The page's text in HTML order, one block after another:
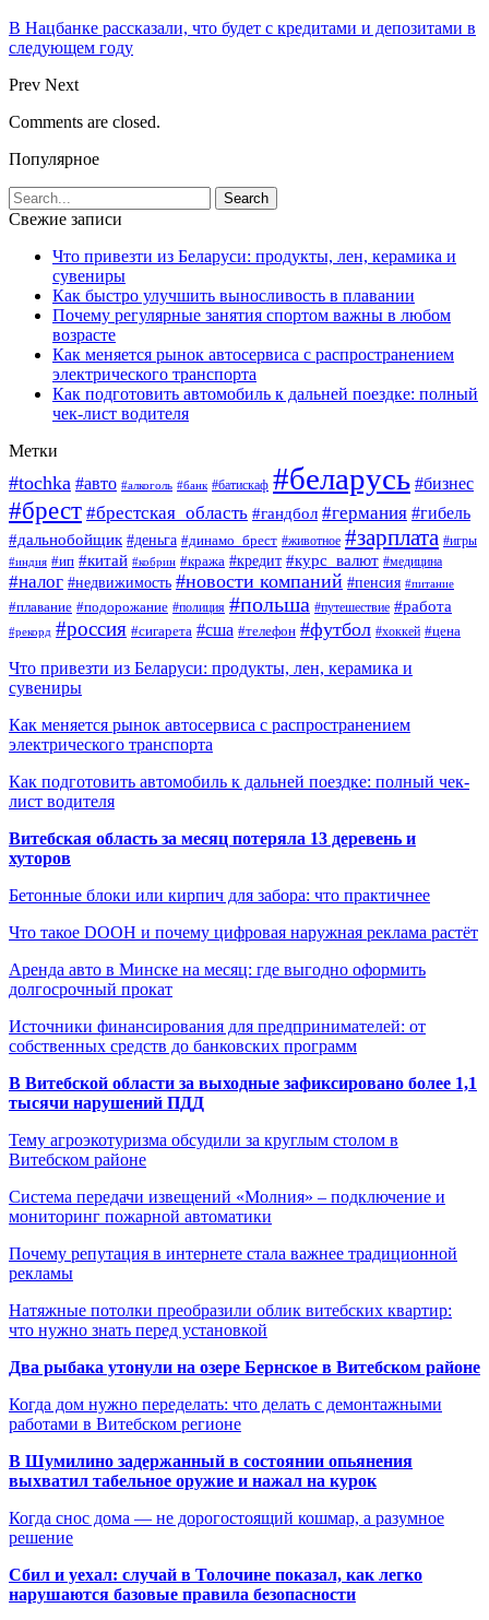
В Нацбанке рассказали, что будет с кредитами и депозитами в
следующем году
Prev Next
Comments are closed.
Популярное
Свежие записи
Что привезти из Беларуси: продукты, лен, керамика и
сувениры
Как быстро улучшить выносливость в плавании
Почему регулярные занятия спортом важны в любом
возрасте
Как меняется рынок автосервиса с распространением
электрического транспорта
Как подготовить автомобиль к дальней поездке: полный
чек-лист водителя
Метки
#tochka #авто #алкоголь #банк #батискаф #беларусь #бизнес
#брест #брестская_область #гандбол #германия #гибель
#дальнобойщик #деньга #динамо_брест #животное #зарплата #игры
#индия #ип #китай #кобрин #кража #кредит #курс_валют #медицина
#налог #недвижимость #новости компаний #пенсия #питание
#плавание #подорожание #полиция #польша #путешествие #работа
#рекорд #россия #сигарета #сша #телефон #футбол #хоккей #цена
Что привезти из Беларуси: продукты, лен, керамика и
сувениры
Как меняется рынок автосервиса с распространением
электрического транспорта
Как подготовить автомобиль к дальней поездке: полный чек-
лист водителя
Витебская область за месяц потеряла 13 деревень и
хуторов
Бетонные блоки или кирпич для забора: что практичнее
Что такое DOOH и почему цифровая наружная реклама растёт
Аренда авто в Минске на месяц: где выгодно оформить
долгосрочный прокат
Источники финансирования для предпринимателей: от
собственных средств до банковских программ
В Витебской области за выходные зафиксировано более 1,1
тысячи нарушений ПДД
Тему агроэкотуризма обсудили за круглым столом в
Витебском районе
Система передачи извещений «Молния» – подключение и
мониторинг пожарной автоматики
Почему репутация в интернете стала важнее традиционной
рекламы
Натяжные потолки преобразили облик витебских квартир:
что нужно знать перед установкой
Два рыбака утонули на озере Бернское в Витебском районе
Когда дом нужно переделать: что делать с демонтажными
работами в Витебском регионе
В Шумилино задержанный в состоянии опьянения
выхватил табельное оружие и нажал на курок
Когда снос дома — не дорогостоящий кошмар, а разумное
решение
Сбил и уехал: случай в Толочине показал, как легко
нарушаются базовые правила безопасности